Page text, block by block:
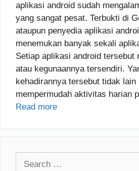
aplikasi android sudah
yang sangat pesat. Terbukti di
ataupun penyedia aplikasi
menemukan banyak sekali
Setiap aplikasi android tersebut
atau kegunaannya tersendiri.
kehadirannya tersebut tidak lain
mempermudah aktivitas harian
Read more